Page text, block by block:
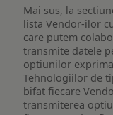
Mai sus, la
lista Vendor-ilor
care putem
transmite datele
optiunilor
Tehnologiilor de
bifat fiecare
transmiterea